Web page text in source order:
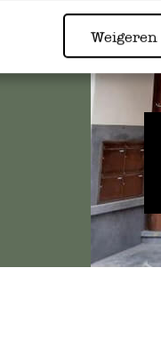
Weigeren